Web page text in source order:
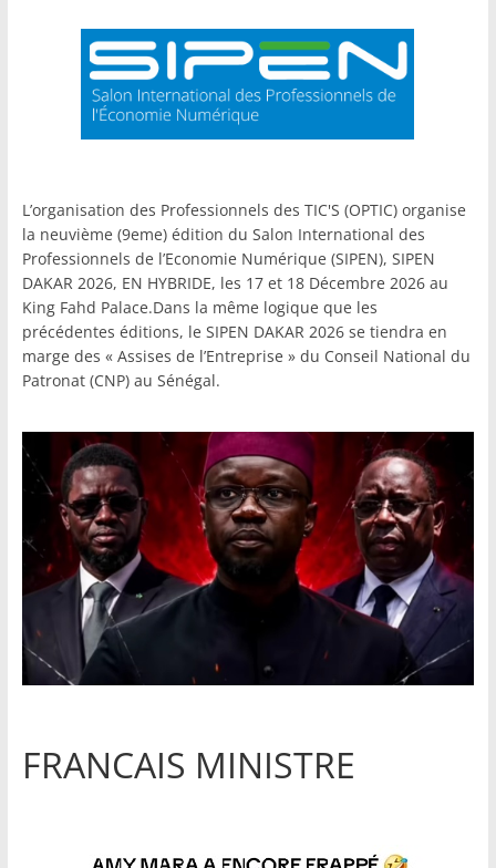
L’organisation des Professionnels des TIC'S (OPTIC) organise
la neuvième (9eme) édition du Salon International des
Professionnels de l’Economie Numérique (SIPEN), SIPEN
DAKAR 2026, EN HYBRIDE, les 17 et 18 Décembre 2026 au
King Fahd Palace.Dans la même logique que les
précédentes éditions, le SIPEN DAKAR 2026 se tiendra en
marge des « Assises de l’Entreprise » du Conseil National du
Patronat (CNP) au Sénégal.
FRANCAIS MINISTRE